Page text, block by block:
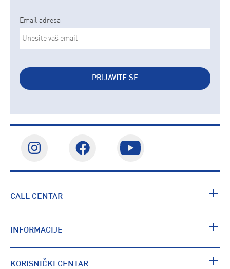
Email adresa
PRIJAVITE SE
CALL CENTAR
INFORMACIJE
KORISNIČKI CENTAR